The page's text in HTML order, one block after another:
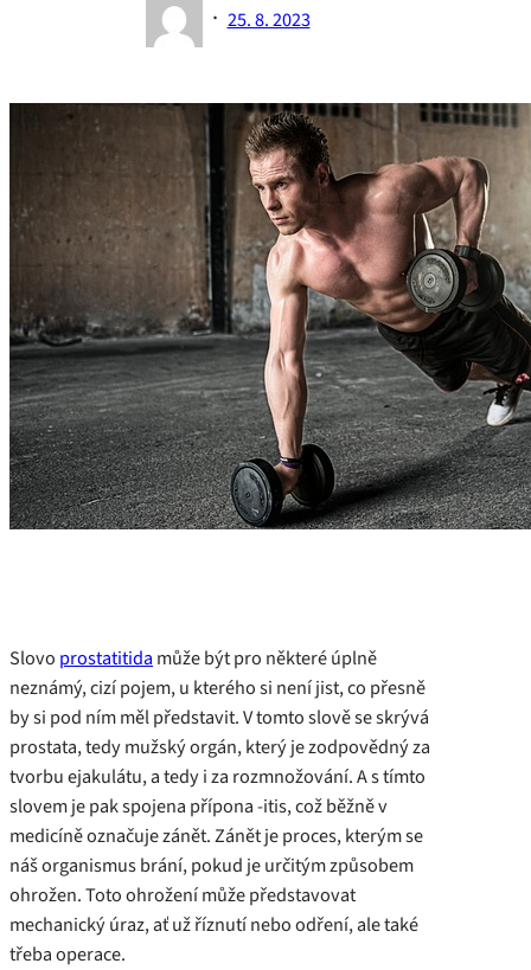
· 25. 8. 2023
Slovo prostatitida může být pro některé úplně
neznámý, cizí pojem, u kterého si není jist, co přesně
by si pod ním měl představit. V tomto slově se skrývá
prostata, tedy mužský orgán, který je zodpovědný za
tvorbu ejakulátu, a tedy i za rozmnožování. A s tímto
slovem je pak spojena přípona -itis, což běžně v
medicíně označuje zánět. Zánět je proces, kterým se
náš organismus brání, pokud je určitým způsobem
ohrožen. Toto ohrožení může představovat
mechanický úraz, ať už říznutí nebo odření, ale také
třeba operace.